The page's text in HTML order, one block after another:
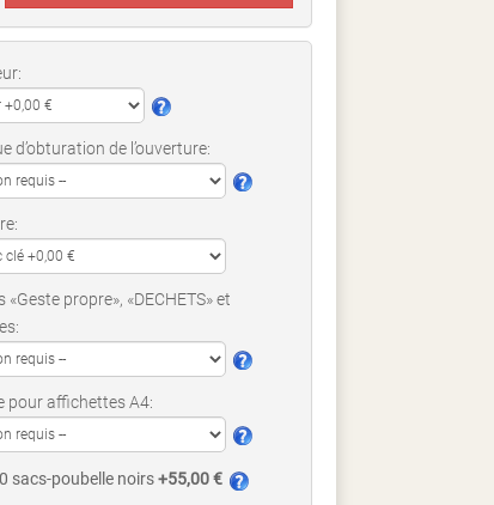
d’obturation de l’ouverture:
«Geste propre», «DECHETS» et
pour affichettes A4:
sacs-poubelle noirs+55,00 €